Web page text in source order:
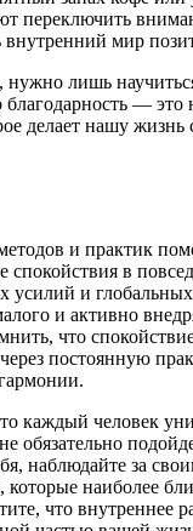
переключить
мир
лишь
— это
делает нашу жизнь
и практик
спокойствия в
усилий и
и активно
что
постоянную
каждый человек
обязательно
наблюдайте за
которые наиболее
что внутреннее